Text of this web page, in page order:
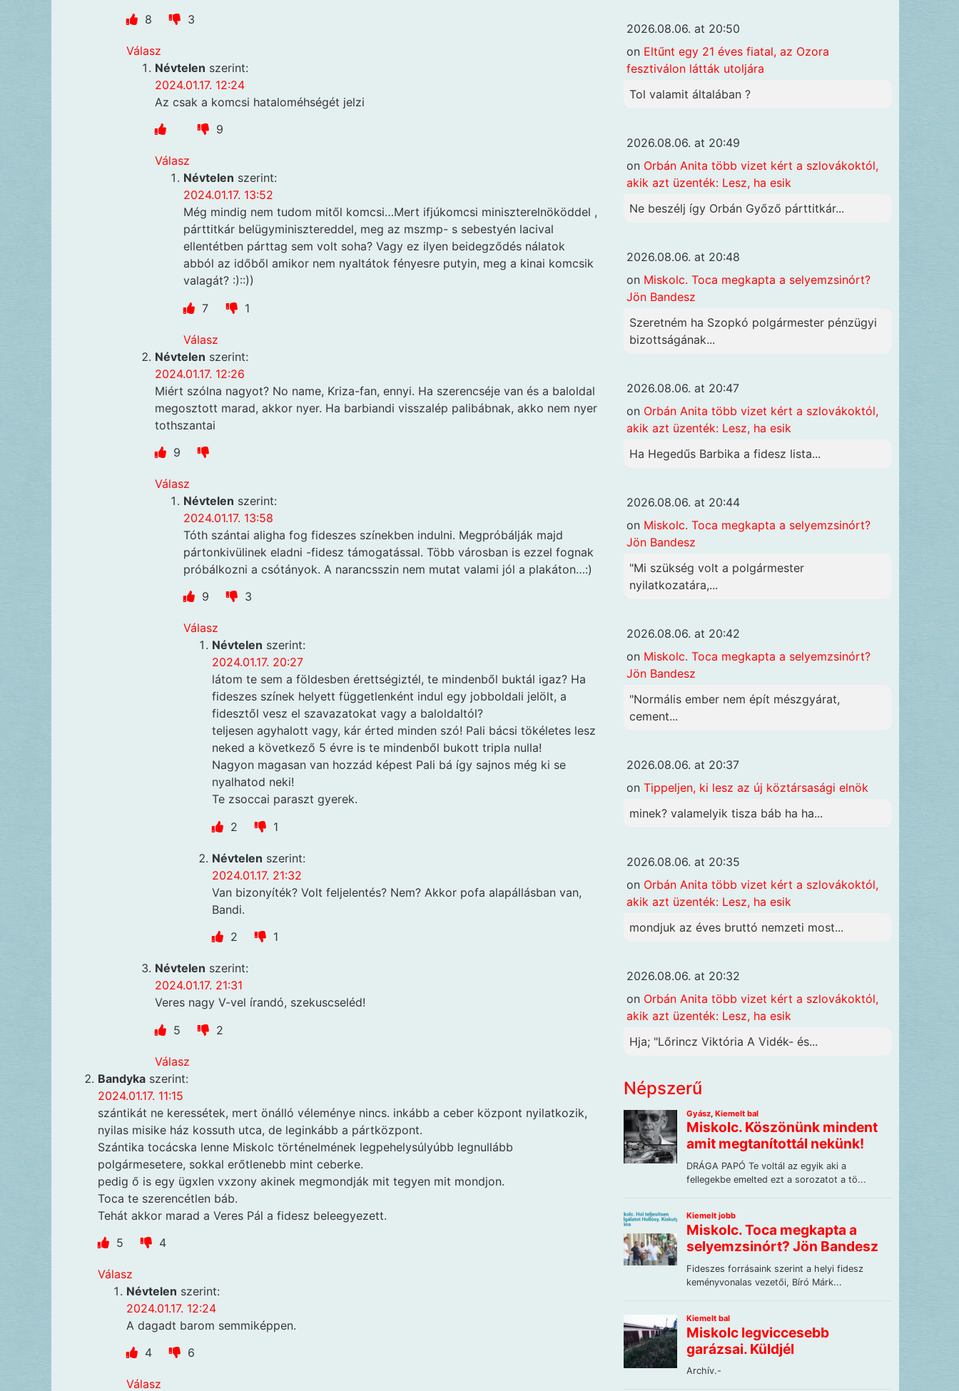
8
3
Válasz
Névtelen szerint:
2024.01.17. 12:24
Az csak a komcsi hataloméhségét jelzi
9
Válasz
Névtelen szerint:
2024.01.17. 13:52
Még mindig nem tudom mitől komcsi…Mert ifjúkomcsi miniszterelnököddel ,
párttitkár belügyminisztereddel, meg az mszmp- s sebestyén lacival
ellentétben párttag sem volt soha? Vagy ez ilyen beidegződés nálatok
abból az időből amikor nem nyaltátok fényesre putyin, meg a kinai komcsik
valagát? :)::))
7
1
Válasz
Névtelen szerint:
2024.01.17. 12:26
Miért szólna nagyot? No name, Kriza-fan, ennyi. Ha szerencséje van és a baloldal
megosztott marad, akkor nyer. Ha barbiandi visszalép palibábnak, akko nem nyer
tothszantai
9
Válasz
Névtelen szerint:
2024.01.17. 13:58
Tóth szántai aligha fog fideszes színekben indulni. Megpróbálják majd
pártonkivülinek eladni -fidesz támogatással. Több városban is ezzel fognak
próbálkozni a csótányok. A narancsszin nem mutat valami jól a plakáton…:)
9
3
Válasz
Névtelen szerint:
2024.01.17. 20:27
látom te sem a földesben érettségiztél, te mindenből buktál igaz? Ha
fideszes színek helyett függetlenként indul egy jobboldali jelölt, a
fidesztől vesz el szavazatokat vagy a baloldaltól?
teljesen agyhalott vagy, kár érted minden szó! Pali bácsi tökéletes lesz
neked a következő 5 évre is te mindenből bukott tripla nulla!
Nagyon magasan van hozzád képest Pali bá így sajnos még ki se
nyalhatod neki!
Te zsoccai paraszt gyerek.
2
1
Névtelen szerint:
2024.01.17. 21:32
Van bizonyíték? Volt feljelentés? Nem? Akkor pofa alapállásban van,
Bandi.
2
1
Névtelen szerint:
2024.01.17. 21:31
Veres nagy V-vel írandó, szekuscseléd!
5
2
Válasz
Bandyka szerint:
2024.01.17. 11:15
szántikát ne keressétek, mert önálló véleménye nincs. inkább a ceber központ nyilatkozik,
nyilas misike ház kossuth utca, de leginkább a pártközpont.
Szántika tocácska lenne Miskolc történelmének legpehelysúlyúbb legnullább
polgármesetere, sokkal erőtlenebb mint ceberke.
pedig ő is egy ügxlen vxzony akinek megmondják mit tegyen mit mondjon.
Toca te szerencétlen báb.
Tehát akkor marad a Veres Pál a fidesz beleegyezett.
5
4
Válasz
Névtelen szerint:
2024.01.17. 12:24
A dagadt barom semmiképpen.
4
6
Válasz
2026.08.06. at 20:50
on Eltűnt egy 21 éves fiatal, az Ozora
fesztiválon látták utoljára
Tol valamit általában ?
2026.08.06. at 20:49
on Orbán Anita több vizet kért a szlovákoktól,
akik azt üzenték: Lesz, ha esik
Ne beszélj így Orbán Győző párttitkár...
2026.08.06. at 20:48
on Miskolc. Toca megkapta a selyemzsinórt?
Jön Bandesz
Szeretném ha Szopkó polgármester pénzügyi
bizottságának...
2026.08.06. at 20:47
on Orbán Anita több vizet kért a szlovákoktól,
akik azt üzenték: Lesz, ha esik
Ha Hegedűs Barbika a fidesz lista...
2026.08.06. at 20:44
on Miskolc. Toca megkapta a selyemzsinórt?
Jön Bandesz
"Mi szükség volt a polgármester
nyilatkozatára,...
2026.08.06. at 20:42
on Miskolc. Toca megkapta a selyemzsinórt?
Jön Bandesz
"Normális ember nem épít mészgyárat,
cement...
2026.08.06. at 20:37
on Tippeljen, ki lesz az új köztársasági elnök
minek? valamelyik tisza báb ha ha...
2026.08.06. at 20:35
on Orbán Anita több vizet kért a szlovákoktól,
akik azt üzenték: Lesz, ha esik
mondjuk az éves bruttó nemzeti most...
2026.08.06. at 20:32
on Orbán Anita több vizet kért a szlovákoktól,
akik azt üzenték: Lesz, ha esik
Hja; "Lőrincz Viktória A Vidék- és...
Népszerű